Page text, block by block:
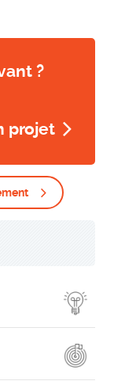
?
projet